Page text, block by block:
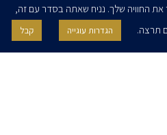
ושות' לשלוח לי ניוזלטרים,
רשאי/ת לחזור בי מהסכמתי לעיל בכל
החוויה שלך. נניח שאתה בסדר עם זה,
תרצה.
הגדרות עוגייה קבל